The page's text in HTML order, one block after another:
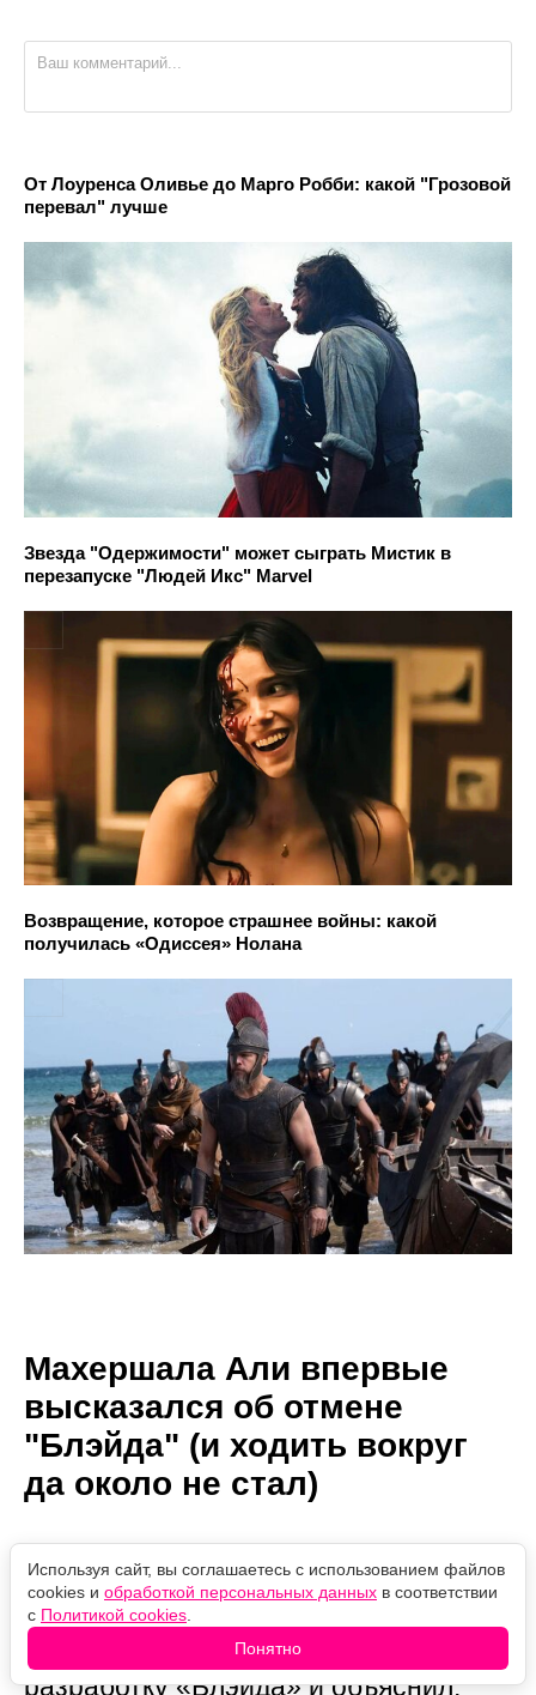
От Лоуренса Оливье до Марго Робби: какой "Грозовой
перевал" лучше
Звезда "Одержимости" может сыграть Мистик в
перезапуске "Людей Икс" Marvel
Возвращение, которое страшнее войны: какой
получилась «Одиссея» Нолана
Махершала Али впервые
высказался об отмене
"Блэйда" (и ходить вокруг
да около не стал)
04.08.2026
14:01
редакцией
Александр Иванов
Махершала Али впервые
прокомментировал затянувшуюся
разработку «Блэйда» и объяснил,
Используя сайт, вы соглашаетесь с использованием файлов
cookies и обработкой персональных данных в соответствии
с Политикой cookies
Понятно